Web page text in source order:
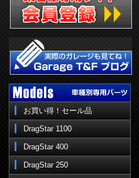
お買い得！セール品
DragStar 1100
DragStar 400
DragStar 250